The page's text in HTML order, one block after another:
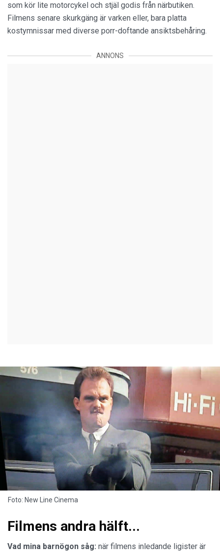
som kör lite motorcykel och stjäl godis från närbutiken.
Filmens senare skurkgäng är varken eller, bara platta
kostymnissar med diverse porr-doftande ansiktsbehåring.
ANNONS
Foto: New Line Cinema
Filmens andra hälft...
Vad mina barnögon såg: när filmens inledande ligister är